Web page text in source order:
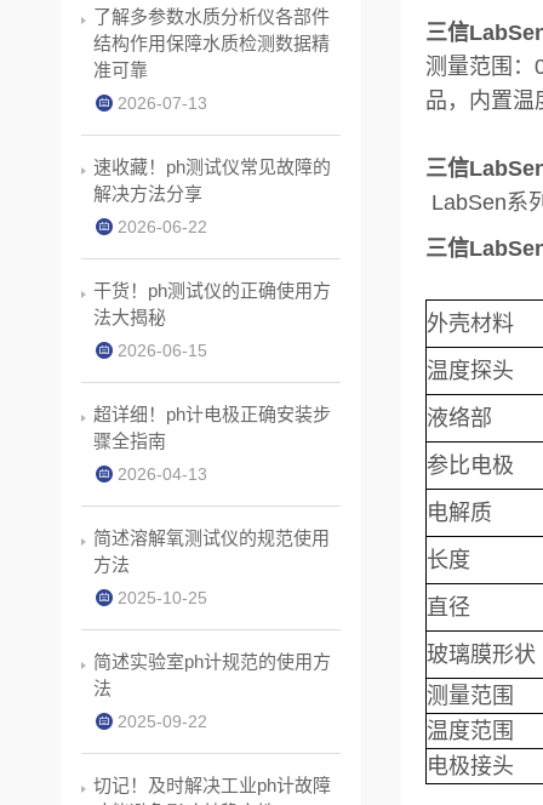
三信
测量范围：
品，内置温
三信
LabSen系
三信
外壳材料
温度探头
液络部
参比电极
电解质
长度
直径
玻璃膜形状
测量范围
温度范围
电极接头
了解多参数水质分析仪各部件
结构作用保障水质检测数据精
准可靠
2026-07-13
速收藏！ph测试仪常见故障的
解决方法分享
2026-06-22
干货！ph测试仪的正确使用方
法大揭秘
2026-06-15
超详细！ph计电极正确安装步
骤全指南
2026-04-13
简述溶解氧测试仪的规范使用
方法
2025-10-25
简述实验室ph计规范的使用方
法
2025-09-22
切记！及时解决工业ph计故障